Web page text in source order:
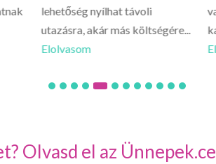
lehetőség nyílhat távoli
utazásra, akár más költségére...
Elolvasom
Olvasd el az